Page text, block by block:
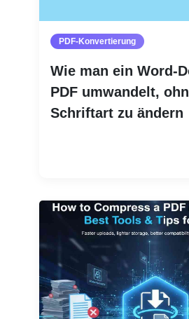
PDF-Konvertierung
Wie man ein Word-
PDF umwandelt,
Schriftart zu ändern